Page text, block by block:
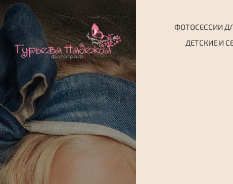
ФОТОСЕССИИ
ДЕТСКИЕ И